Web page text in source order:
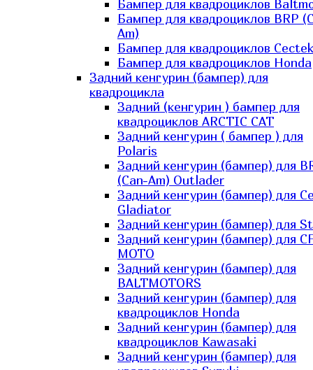
Бампер для квадроциклов
Бампер для квадроциклов BRP
Am)
Бампер для квадроциклов Cectek
Бампер для квадроциклов Honda
Задний кенгурин (бампер) для
квадроцикла
Задний (кенгурин ) бампер для
квадроциклов ARCTIC CAT
Задний кенгурин ( бампер ) для
Polaris
Задний кенгурин (бампер) для
(Can-Am) Outlader
Задний кенгурин (бампер) для
Gladiator
Задний кенгурин (бампер) для
Задний кенгурин (бампер) для
MOTO
Задний кенгурин (бампер) для
BALTMOTORS
Задний кенгурин (бампер) для
квадроциклов Honda
Задний кенгурин (бампер) для
квадроциклов Kawasaki
Задний кенгурин (бампер) для